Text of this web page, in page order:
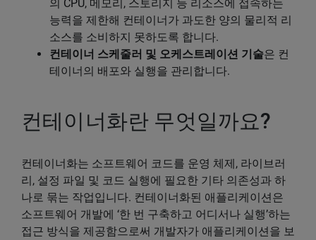
의 CPU, 메모리, 스토리지 등 리소스에 접속하는
능력을 제한해 컨테이너가 과도한 양의 물리적 리
소스를 소비하지 못하도록 합니다.
컨테이너 스케줄러 및 오케스트레이션 기술은 컨
테이너의 배포와 실행을 관리합니다.
컨테이너화란 무엇일까요?
컨테이너화는 소프트웨어 코드를 운영 체제, 라이브러
리, 설정 파일 및 코드 실행에 필요한 기타 의존성과 하
나로 묶는 작업입니다. 컨테이너화된 애플리케이션은
소프트웨어 개발에 ‘한 번 구축하고 어디서나 실행’하는
접근 방식을 제공함으로써 개발자가 애플리케이션을 보